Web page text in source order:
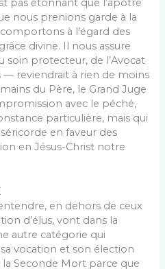
pas étonnant que l’apôtre
nous prenions garde à la
à l’égard des
divine. Il nous assure
protecteur, de l’Avocat
— reviendrait à rien de moins
du Père, le Grand Juge
avec le péché,
particulière, mais qui
en faveur des
en Jésus-Christ notre
en dehors de ceux
d’élus, vont dans la
autre catégorie qui
vocation et son élection
Seconde Mort parce que